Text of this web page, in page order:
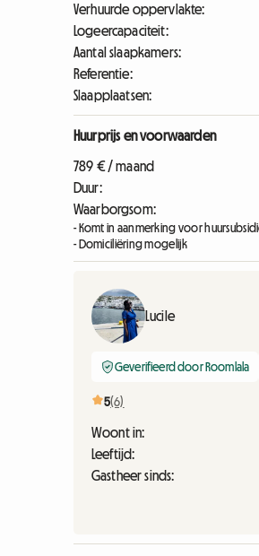
Verhuurde oppervlakte:
Logeercapaciteit:
Aantal slaapkamers:
Referentie:
Slaapplaatsen:
Huurprijs en voorwaarden
789 € / maand
Duur:
Waarborgsom:
- Komt in aanmerking voor
- Domiciliëring mogelijk
Lucile
Geverifieerd door Roomlala
5(6)
Woont in:
Leeftijd:
Gastheer sinds: